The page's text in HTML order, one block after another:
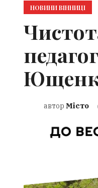
НОВИНИ ВІННИЦІ
автор Місто